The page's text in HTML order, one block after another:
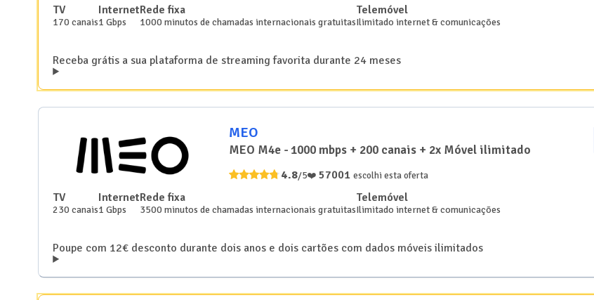
TV
170 canais
Internet
1 Gbps
Rede fixa
1000 minutos de chamadas internacionais gratuitas
Telemóvel
Ilimitado internet & comunicações
Receba grátis a sua plataforma de streaming favorita durante 24 meses
MEO
MEO M4e - 1000 mbps + 200 canais + 2x Móvel ilimitado
TV
230 canais
Internet
1 Gbps
Rede fixa
3500 minutos de chamadas internacionais gratuitas
Telemóvel
Ilimitado internet & comunicações
4.8/5❤️ 57001 escolhi esta oferta
Poupe com 12€ desconto durante dois anos e dois cartões com dados móveis ilimitados